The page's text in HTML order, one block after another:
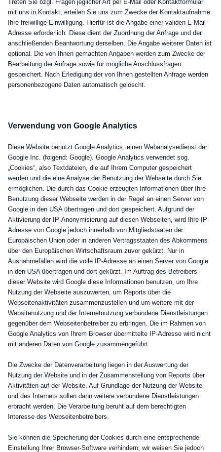
Treten Sie bzgl. Fragen jeglicher Art per E-Mail oder Kontaktformular
mit uns in Kontakt, erteilen Sie uns zum Zwecke der Kontaktaufnahme
Ihre freiwillige Einwilligung. Hierfür ist die Angabe einer validen E-Mail-
Adresse erforderlich. Diese dient der Zuordnung der Anfrage und der
anschließenden Beantwortung derselben. Die Angabe weiterer Daten ist
optional. Die von Ihnen gemachten Angaben werden zum Zwecke der
Bearbeitung der Anfrage sowie für mögliche Anschlussfragen
gespeichert. Nach Erledigung der von Ihnen gestellten Anfrage werden
personenbezogene Daten automatisch gelöscht.
Verwendung von Google Analytics
Diese Website benutzt Google Analytics, einen Webanalysedienst der
Google Inc. (folgend: Google). Google Analytics verwendet sog.
„Cookies“, also Textdateien, die auf Ihrem Computer gespeichert
werden und die eine Analyse der Benutzung der Webseite durch Sie
ermöglichen. Die durch das Cookie erzeugten Informationen über Ihre
Benutzung dieser Webseite werden in der Regel an einen Server von
Google in den USA übertragen und dort gespeichert. Aufgrund der
Aktivierung der IP-Anonymisierung auf diesen Webseiten, wird Ihre IP-
Adresse von Google jedoch innerhalb von Mitgliedstaaten der
Europäischen Union oder in anderen Vertragsstaaten des Abkommens
über den Europäischen Wirtschaftsraum zuvor gekürzt. Nur in
Ausnahmefällen wird die volle IP-Adresse an einen Server von Google
in den USA übertragen und dort gekürzt. Im Auftrag des Betreibers
dieser Website wird Google diese Informationen benutzen, um Ihre
Nutzung der Webseite auszuwerten, um Reports über die
Webseitenaktivitäten zusammenzustellen und um weitere mit der
Websitenutzung und der Internetnutzung verbundene Dienstleistungen
gegenüber dem Webseitenbetreiber zu erbringen. Die im Rahmen von
Google Analytics von Ihrem Browser übermittelte IP-Adresse wird nicht
mit anderen Daten von Google zusammengeführt.
Die Zwecke der Datenverarbeitung liegen in der Auswertung der
Nutzung der Website und in der Zusammenstellung von Reports über
Aktivitäten auf der Website. Auf Grundlage der Nutzung der Website
und des Internets sollen dann weitere verbundene Dienstleistungen
erbracht werden. Die Verarbeitung beruht auf dem berechtigten
Interesse des Webseitenbetreibers.
Sie können die Speicherung der Cookies durch eine entsprechende
Einstellung Ihrer Browser-Software verhindern; wir weisen Sie jedoch